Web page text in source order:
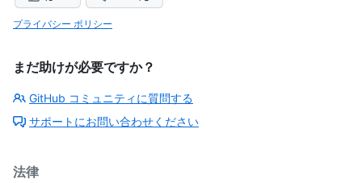
プライバシー ポリシー
まだ助けが必要ですか？
GitHub コミュニティに質問する
サポートにお問い合わせください
法律